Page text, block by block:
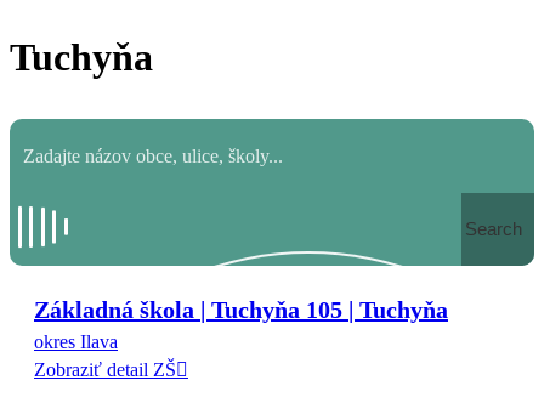
Tuchyňa
Search
Základná škola | Tuchyňa 105 | Tuchyňa
okres Ilava
Zobraziť detail ZŠ